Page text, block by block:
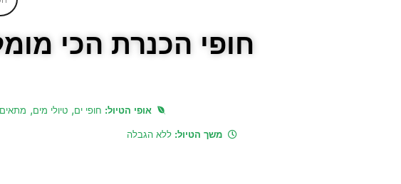
חופי הכנרת הכי
אופי הטיול: חופי ים, טיולי מים, מתאים
משך הטיול: ללא הגבלה